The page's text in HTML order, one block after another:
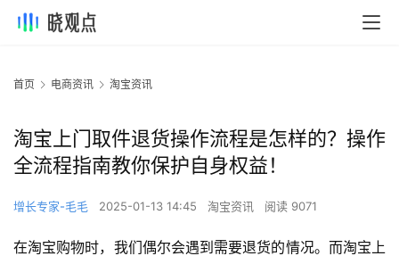
首页 电商资讯 淘宝资讯
淘宝上门取件退货操作流程是怎样的？操作
全流程指南教你保护自身权益！
增长专家-毛毛 2025-01-13 14:45 淘宝资讯 阅读 9071
在淘宝购物时，我们偶尔会遇到需要退货的情况。而淘宝上